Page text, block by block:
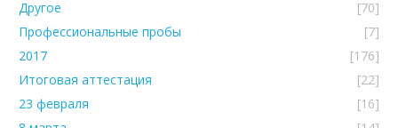
Другое
[70]
Профессиональные пробы
[7]
2017
[176]
Итоговая аттестация
[22]
23 февраля
[16]